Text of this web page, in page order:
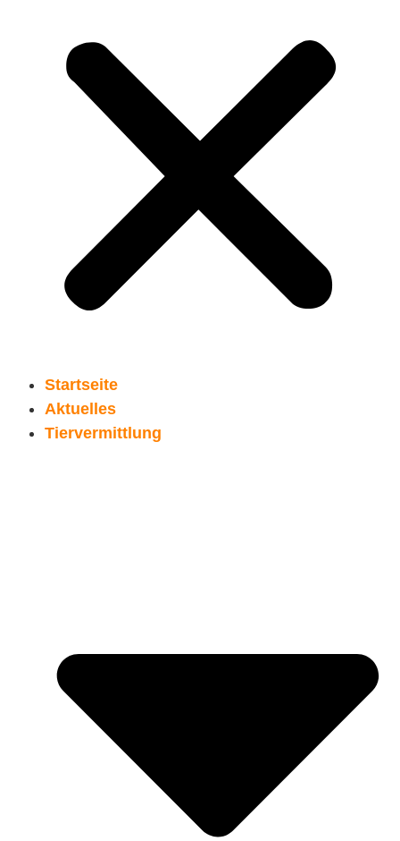
Startseite
Aktuelles
Tiervermittlung